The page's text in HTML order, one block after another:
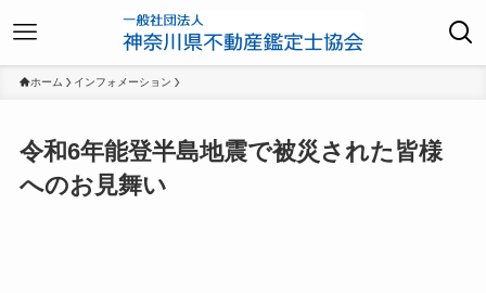
ホーム インフォメーション
令和6年能登半島地震で被災された皆様
へのお見舞い